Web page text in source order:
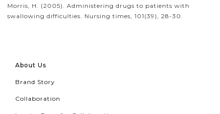
Morris, H. (2005). Administering drugs to patients with
swallowing difficulties. Nursing times, 101(39), 28-30.
About Us
Brand Story
Collaboration